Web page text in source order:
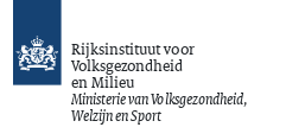
Rijksinstituut voor
Volksgezondheid
en Milieu
Ministerie van Volksgezondheid,
Welzijn en Sport